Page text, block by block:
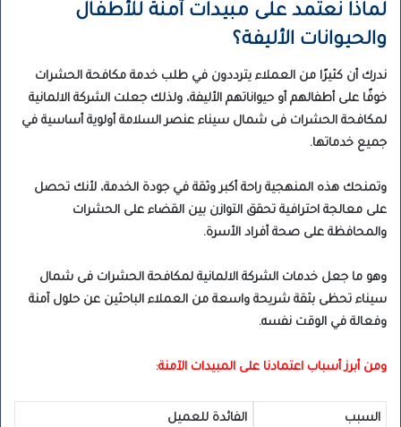
لماذا نعتمد على مبيدات آمنة للأطفال
والحيوانات الأليفة؟
ندرك أن كثيرًا من العملاء يترددون في طلب خدمة مكافحة الحشرات
خوفًا على أطفالهم أو حيواناتهم الأليفة، ولذلك جعلت الشركة الالمانية
لمكافحة الحشرات فى شمال سيناء عنصر السلامة أولوية أساسية في
جميع خدماتها.
وتمنحك هذه المنهجية راحة أكبر وثقة في جودة الخدمة، لأنك تحصل
على معالجة احترافية تحقق التوازن بين القضاء على الحشرات
والمحافظة على صحة أفراد الأسرة.
وهو ما جعل خدمات الشركة الالمانية لمكافحة الحشرات فى شمال
سيناء تحظى بثقة شريحة واسعة من العملاء الباحثين عن حلول آمنة
وفعالة في الوقت نفسه.
ومن أبرز أسباب اعتمادنا على المبيدات الآمنة:
السبب الفائدة للعميل